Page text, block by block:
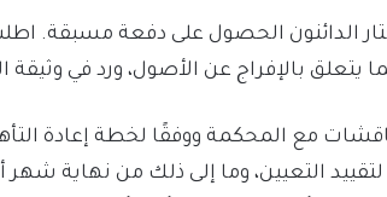
الدائنون الحصول على دفعة مسبقة.
يتعلق بالإفراج عن الأصول، ورد في وثيقة
مع المحكمة ووفقًا لخطة إعادة
لتقييد التعيين، وما إلى ذلك من نهاية